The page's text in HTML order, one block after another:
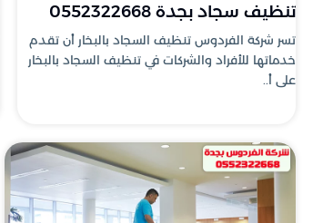
تنظيف سجاد بجدة 0552322668
تسر شركة الفردوس تنظيف السجاد بالبخار أن تقدم
خدماتها للأفراد والشركات في تنظيف السجاد بالبخار
على أ..